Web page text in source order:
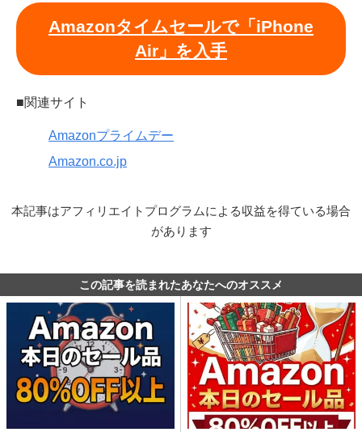
Amazonタイムセールで「iPhone
Air」を入手
■関連サイト
Amazonプライムデー
Amazon.co.jp
本記事はアフィリエイトプログラムによる収益を得ている場合
があります
この記事を読まれたあなたへのオススメ